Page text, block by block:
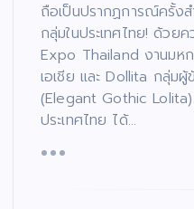
ถือเป็นปรากฏการณ์ครั้ง
กลุ่มในประเทศไทย! ด้วย
Expo Thailand งานมห
เอเชีย และ Dollita กลุ่ม
(Elegant Gothic
ประเทศไทย ได้…